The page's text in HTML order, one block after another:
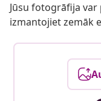
Jūsu fotogrāfija
izmantojiet zemāk